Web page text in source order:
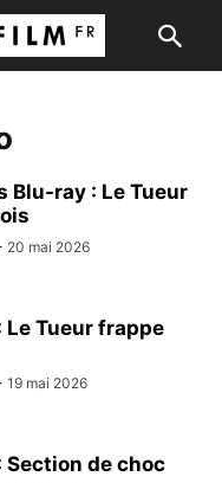
Blu-ray : Le Tueur
20 mai 2026
Le Tueur frappe
19 mai 2026
Section de choc